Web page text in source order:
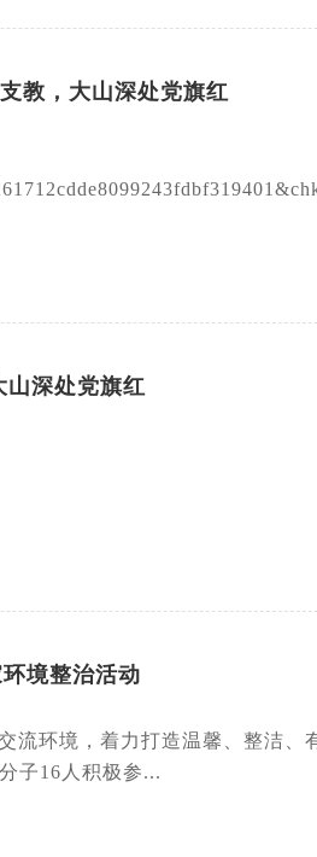
教，大山深处党旗红
山深处党旗红
境整治活动
流环境，着力打造温馨、整洁、
子16人积极参...